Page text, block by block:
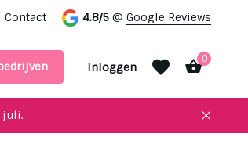
een afspraak in onze showroom
Contact 4.8/5 @ Google Reviews
Inloggen
0
juli.